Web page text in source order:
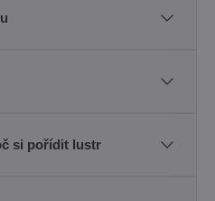
si pořídit lustr